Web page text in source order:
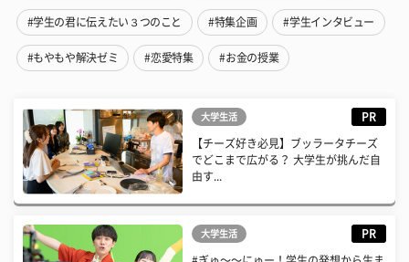
#学生の君に伝えたい３つのこと #特集企画 #学生インタビュー
#もやもや解決ゼミ #恋愛特集 #お金の授業
大学生活 PR
【チーズ好き必見】ブッラータチーズ
でどこまで広がる？ 大学生が挑んだ自
由す...
大学生活 PR